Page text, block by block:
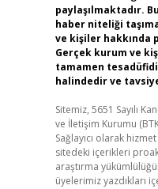
paylaşılmaktadır.
haber niteliği
ve kişiler hakkında
Gerçek kurum ve
tamamen
halindedir ve
Sitemiz, 5651 Sayılı
ve İletişim Kurumu
Sağlayıcı olarak
sitedeki içerikleri
araştırma
üyelerimiz yazdıkları